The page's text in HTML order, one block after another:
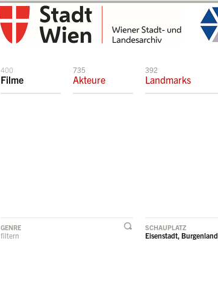
400
Filme
735
Akteure
392
Landmarks
GENRE
filtern
SCHAUPLATZ
Eisenstadt, Burgenland